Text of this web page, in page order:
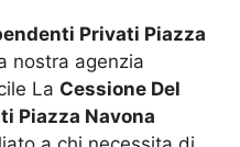
Privati Piazza
nostra agenzia
La Cessione Del
Piazza Navona